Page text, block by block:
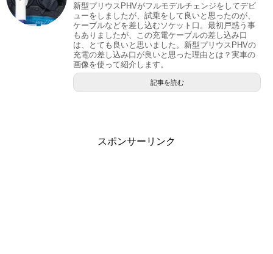
新型プリウスPHVがフルモデルチェンジをしてデビ
ューをしましたが、試乗をして良いと思ったのが、
ケーブルなどを差し込むソケット口。最初戸惑う事
もありましたが、この充電ケーブルの差し込み口
は、とても良いと思いました。新型プリウスPHVの
充電の差し込み口が良いと思った理由とは？実車の
画像を使って紹介します。
記事を読む
スポンサーリンク